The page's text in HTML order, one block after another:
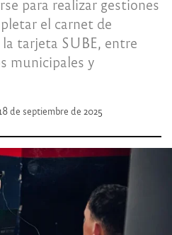
para realizar gestiones
el carnet de
tarjeta SUBE, entre
municipales y
de septiembre de 2025